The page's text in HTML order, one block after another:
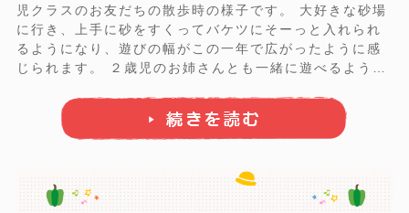
児クラスのお友だちの散歩時の様子です。 大好きな砂場
に行き、上手に砂をすくってバケツにそーっと入れられ
るようになり、遊びの幅がこの一年で広がったように感
じられます。 ２歳児のお姉さんとも一緒に遊べるように
楽しめるようにもなりました。 お部屋では布を頭にのせ
て「雨だー！」「カッパだー！」と ...